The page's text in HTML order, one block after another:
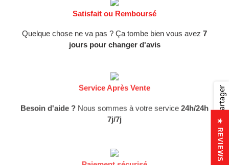
Satisfait ou Remboursé
Quelque chose ne va pas ? Ça tombe bien vous avez 7
jours pour changer d'avis
Service Après Vente
Besoin d'aide ? Nous sommes à votre service 24h/24h
7j/7j
Paiement sécurisé ★ REVIEWS
Partager